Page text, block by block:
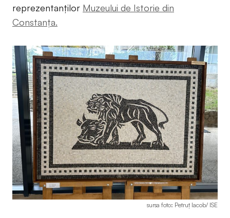
reprezentanților Muzeului de Istorie din
Constanța.
sursa foto: Petruț Iacob/ ISE